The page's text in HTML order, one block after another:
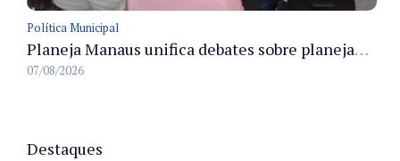
Política Municipal
Planeja Manaus unifica debates sobre planejamento público, orçamento e serviços nos dias 16 e 17 de setembro
07/08/2026
Destaques